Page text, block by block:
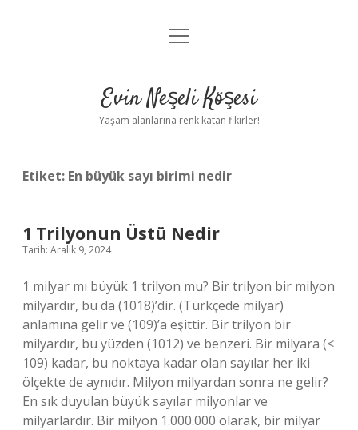
Anasayfa
Yasal Uyarı
menüyü
Evin Neşeli Köşesi
Yaşam alanlarına renk katan fikirler!
Etiket: En büyük sayı birimi nedir
1 Trilyonun Üstü Nedir
Tarih: Aralık 9, 2024
1 milyar mı büyük 1 trilyon mu? Bir trilyon bir milyon
milyardır, bu da (1018)’dir. (Türkçede milyar)
anlamına gelir ve (109)’a eşittir. Bir trilyon bir
milyardır, bu yüzden (1012) ve benzeri. Bir milyara (<
109) kadar, bu noktaya kadar olan sayılar her iki
ölçekte de aynıdır. Milyon milyardan sonra ne gelir?
En sık duyulan büyük sayılar milyonlar ve
milyarlardır. Bir milyon 1.000.000 olarak, bir milyar